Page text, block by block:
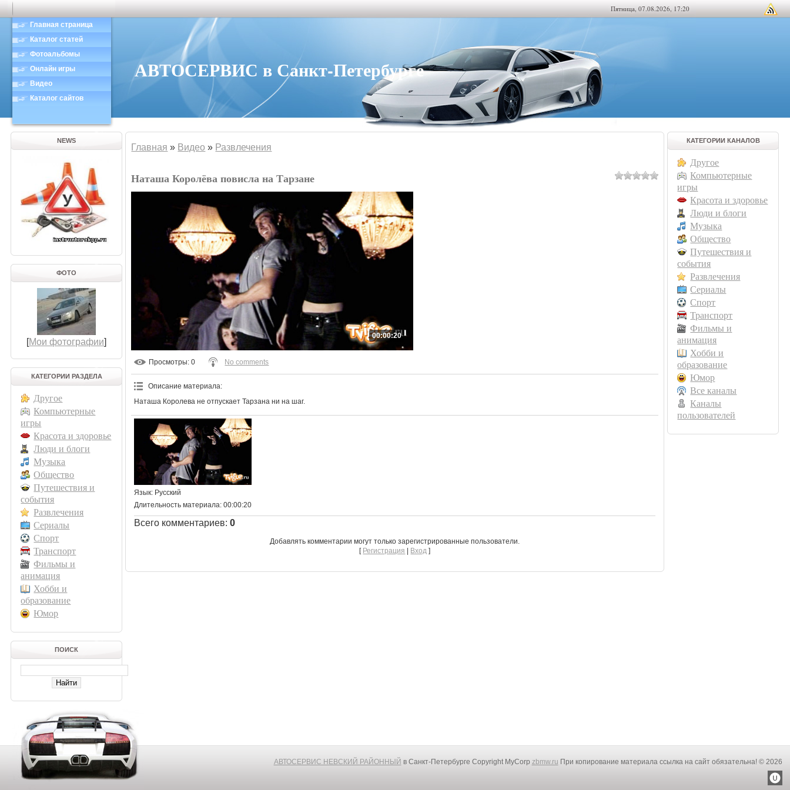
Пятница, 07.08.2026, 17:20
Главная страница
Каталог статей
Фотоальбомы
Онлайн игры
Видео
Каталог сайтов
АВТОСЕРВИС в Санкт-Петербурге
NEWS
ФОТО
[Мои фотографии]
КАТЕГОРИИ РАЗДЕЛА
Другое
Компьютерные
игры
Красота и здоровье
Люди и блоги
Музыка
Общество
Путешествия и
события
Развлечения
Сериалы
Спорт
Транспорт
Фильмы и
анимация
Хобби и
образование
Юмор
ПОИСК
Главная » Видео » Развлечения
Наташа Королёва повисла на Тарзане
00:00:20
Просмотры: 0 No comments
Описание материала:
Наташа Королева не отпускает Тарзана ни на шаг.
Язык: Русский
Длительность материала: 00:00:20
Всего комментариев:0
Добавлять комментарии могут только зарегистрированные пользователи.
[ Регистрация | Вход ]
КАТЕГОРИИ КАНАЛОВ
Другое
Компьютерные
игры
Красота и здоровье
Люди и блоги
Музыка
Общество
Путешествия и
события
Развлечения
Сериалы
Спорт
Транспорт
Фильмы и
анимация
Хобби и
образование
Юмор
Все каналы
Каналы
пользователей
АВТОСЕРВИС НЕВСКИЙ РАЙОННЫЙ в Санкт-Петербурге Copyright MyCorp zbmw.ru При копирование материала ссылка на сайт обязательна! © 2026